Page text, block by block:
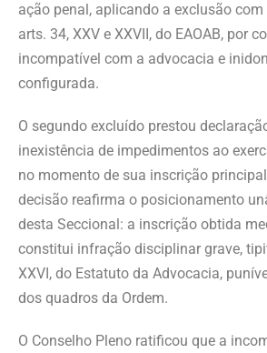
ação penal, aplicando a exclusão
arts. 34, XXV e XXVII, do EAOAB, por
incompatível com a advocacia e
configurada.
O segundo excluído prestou
inexistência de impedimentos ao
no momento de sua inscrição
decisão reafirma o posicionamento
desta Seccional: a inscrição obtida
constitui infração disciplinar grave,
XXVI, do Estatuto da Advocacia,
dos quadros da Ordem.
O Conselho Pleno ratificou que a